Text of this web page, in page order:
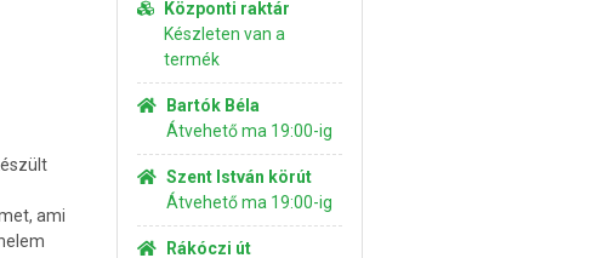
ami
Központi raktár
Készleten van a
termék
Bartók Béla
Átvehető ma 19:00-ig
Szent István körút
Átvehető ma 19:00-ig
Rákóczi út